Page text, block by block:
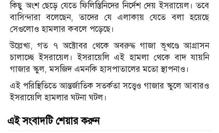
কিছু অংশ ছেড়ে যেতে ফিলিস্তিনিদের নির্দেশ দেয় ইসরায়েল। তবে
বাসিন্দারা বলেছেন, তাদের যে এলাকায় যেতে বলা হয়েছে
সেগুলোও হামলার কবলে পড়েছে।
উল্লেখ্য, গত ৭ অক্টোবর থেকে অবরুদ্ধ গাজা ভূখণ্ডে আগ্রাসন
চালাচ্ছে ইসরায়েল। ইসরায়েলি এই হামলা থেকে বাদ যায়নি
গাজার স্কুল, মসজিদ এমনকি হাসপাতালের মতো স্থাপনাও।
এই পরিস্থিতিতে আন্তর্জাতিক সতর্কতা সত্ত্বেও গাজার স্কুলে আবারও
ইসরায়েলি হামলার ঘটনা ঘটল।
এই সংবাদটি শেয়ার করুন